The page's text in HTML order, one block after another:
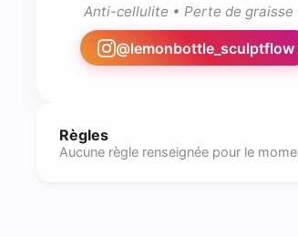
Anti-cellulite • Perte de graisse
@lemonbottle_sculptflow
Règles
Aucune règle renseignée pour le